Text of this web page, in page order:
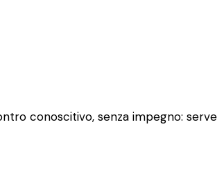
conoscitivo, senza impegno: serve